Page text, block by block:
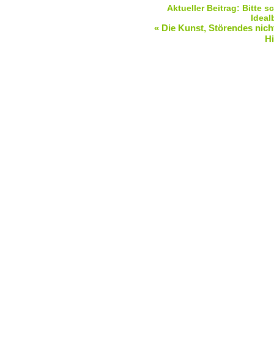
Aktueller Beitrag: Bitte
« Die Kunst, Störendes